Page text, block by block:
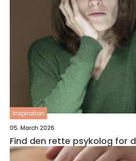
inspiration
05. March 2026
Find den rette psykolog for